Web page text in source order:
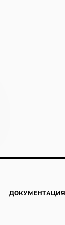
ДОКУМЕНТАЦИЯ